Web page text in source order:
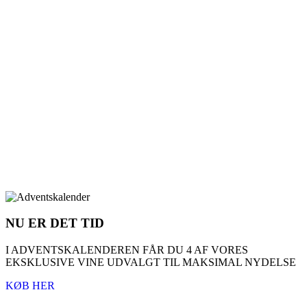
NU ER DET TID
I ADVENTSKALENDEREN FÅR DU 4 AF VORES
EKSKLUSIVE VINE UDVALGT TIL MAKSIMAL NYDELSE
KØB HER